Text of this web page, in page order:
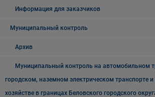
Информация для заказчиков
Муниципальный контроль
Архив
Муниципальный контроль на автомобильном
городском, наземном электрическом транспорте
хозяйстве в границах Беловского городского